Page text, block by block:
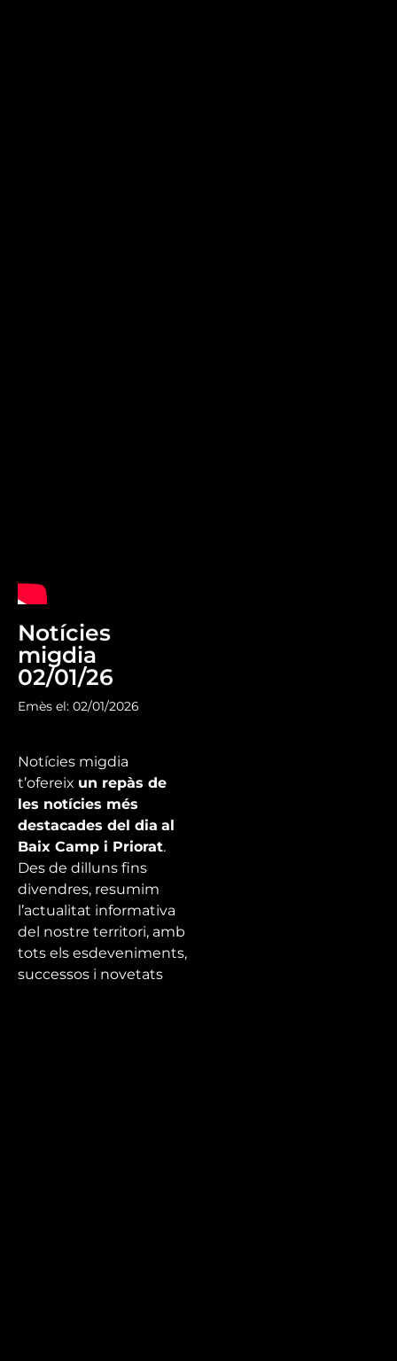
Notícies
migdia
02/01/26
Emès el: 02/01/2026
Notícies migdia
t’ofereix un repàs de
les notícies més
destacades del dia al
Baix Camp i Priorat.
Des de dilluns fins
divendres, resumim
l’actualitat informativa
del nostre territori, amb
tots els esdeveniments,
successos i novetats